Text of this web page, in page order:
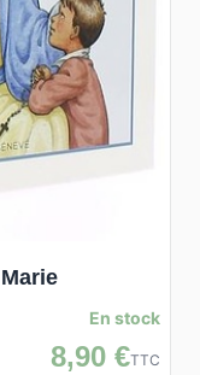
En stock
8,90 €TTC